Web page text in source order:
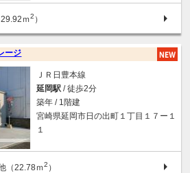
ｍ2 ）
ージ
ＪＲ日豊本線
延岡駅 / 徒歩2分
築年 / 1階建
宮崎県延岡市日の出町１丁目１７ー１
１
（22.78ｍ2 ）